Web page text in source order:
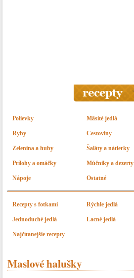
Polievky Mäsité jedlá
Ryby Cestoviny
Zelenina a huby Šaláty a nátierky
Prílohy a omáčky Múčniky a dezerty
Nápoje Ostatné
Recepty s fotkami Rýchle jedlá
Jednoduché jedlá Lacné jedlá
Najčítanejšie recepty
Maslové halušky